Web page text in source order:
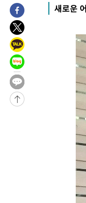
4시간 전 >
[속보]종합특검, '
4시간 전 >
4시간 전 >
11시간 압수수색
5시간 전 >
[속보]규제합리화
후임
-11204초 전 >
이강인, 폭염
-8343초 전 >
미 사업체 일
향수정 (2보)
-7791초 전 >
[속보] 미 사업
-3654초 전 >
[속보]이 대통
이란, "오만과
"낮 기온 소폭 하
[속보]이 대통령, '
[단독]중수청 지
낮 최고 37도 찜
SK하이닉스, 용
여자배구 이재영
새로운